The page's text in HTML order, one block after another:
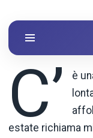
C’ è
estate richiama